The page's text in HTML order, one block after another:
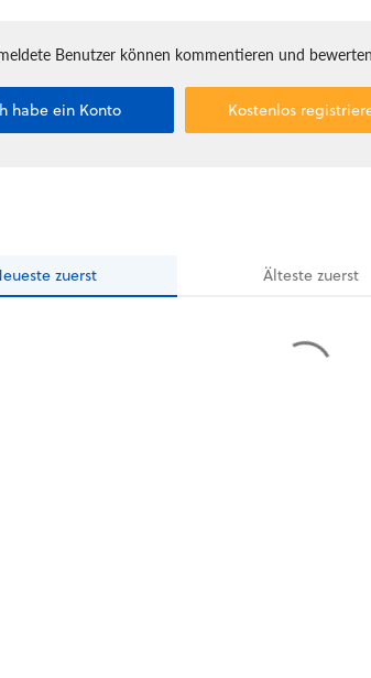
Benutzer können kommentieren und
habe ein Konto Kostenlos
zuerst Ältestezuerst